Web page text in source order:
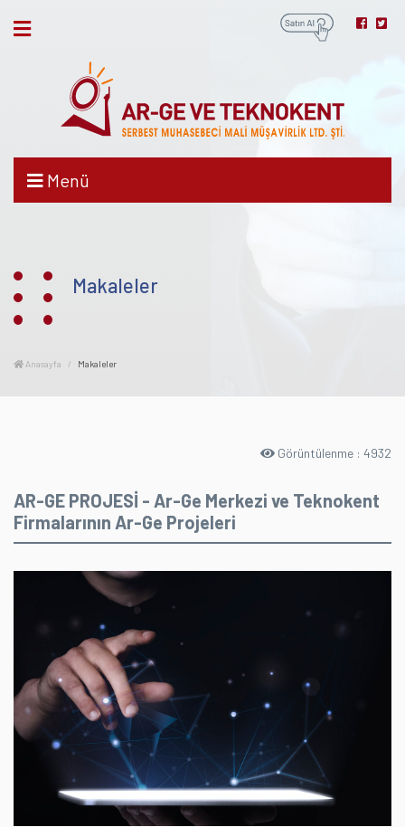
Menü
Makaleler
Anasayfa Makaleler
Görüntülenme : 4932
AR-GE PROJESİ - Ar-Ge Merkezi ve Teknokent
Firmalarının Ar-Ge Projeleri